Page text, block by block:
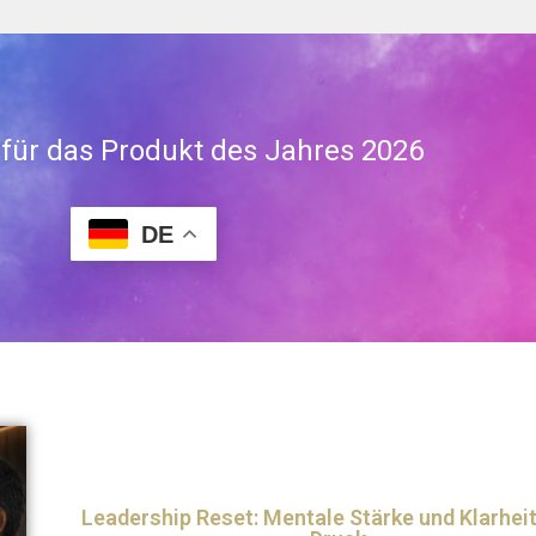
das Produkt des Jahres 2026
DE
Leadership Reset: Mentale Stärke und